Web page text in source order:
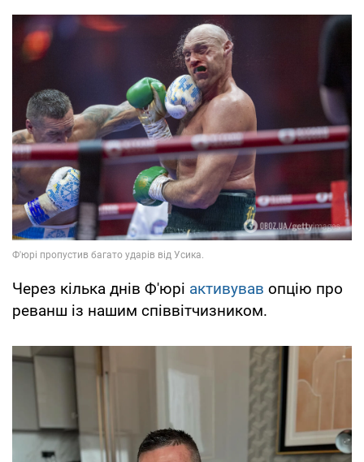
Через кілька днів Ф'юрі активував опцію про
реванш із нашим співвітчизником.